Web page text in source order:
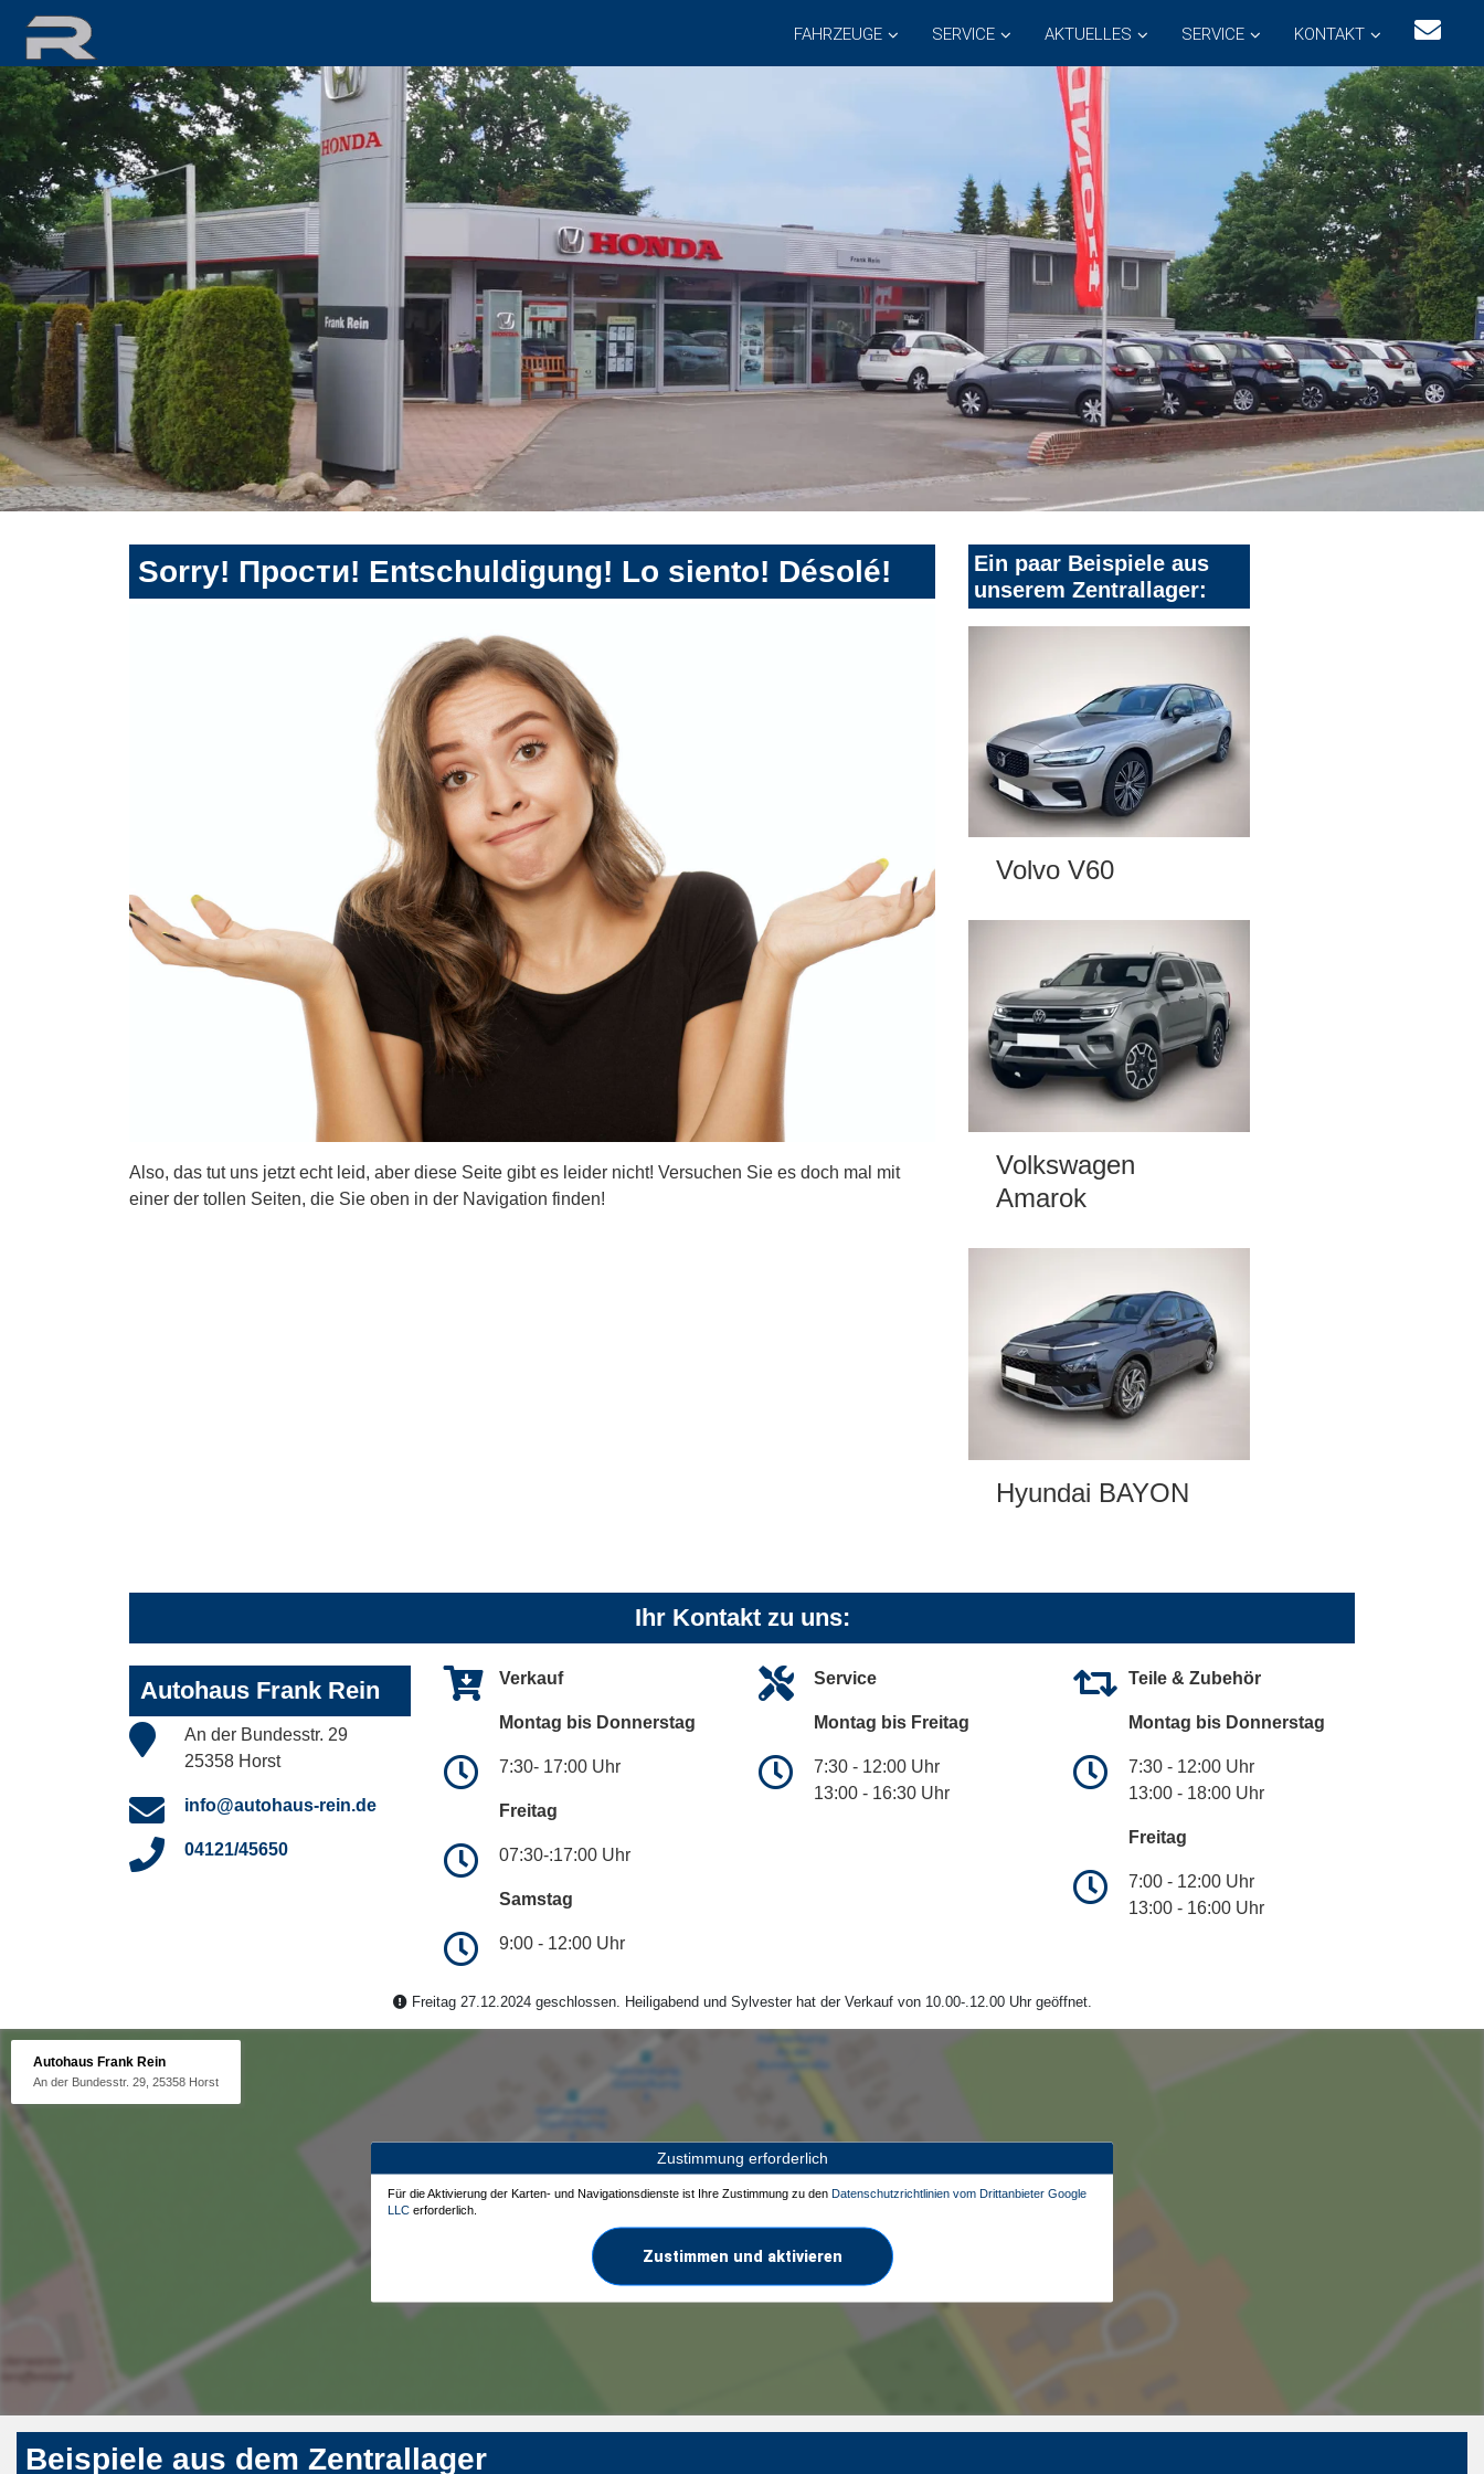
FAHRZEUGE SERVICE AKTUELLES SERVICE KONTAKT
Sorry! Прости! Entschuldigung! Lo siento! Désolé!
Also, das tut uns jetzt echt leid, aber diese Seite gibt es leider nicht! Versuchen Sie es doch mal mit
einer der tollen Seiten, die Sie oben in der Navigation finden!
Ein paar Beispiele aus
unserem Zentrallager:
Volvo V60
Volkswagen
Amarok
Hyundai BAYON
Ihr Kontakt zu uns:
Autohaus Frank Rein
An der Bundesstr. 29
25358 Horst
info@autohaus-rein.de
04121/45650
Verkauf
Montag bis Donnerstag
7:30- 17:00 Uhr
Freitag
07:30-:17:00 Uhr
Samstag
9:00 - 12:00 Uhr
Service
Montag bis Freitag
7:30 - 12:00 Uhr
13:00 - 16:30 Uhr
Teile & Zubehör
Montag bis Donnerstag
7:30 - 12:00 Uhr
13:00 - 18:00 Uhr
Freitag
7:00 - 12:00 Uhr
13:00 - 16:00 Uhr
Freitag 27.12.2024 geschlossen. Heiligabend und Sylvester hat der Verkauf von 10.00-.12.00 Uhr geöffnet.
Autohaus Frank Rein
An der Bundesstr. 29, 25358 Horst
Zustimmung erforderlich
Für die Aktivierung der Karten- und Navigationsdienste ist Ihre Zustimmung zu den Datenschutzrichtlinien vom Drittanbieter Google
LLC erforderlich.
Zustimmen und aktivieren
Beispiele aus dem Zentrallager